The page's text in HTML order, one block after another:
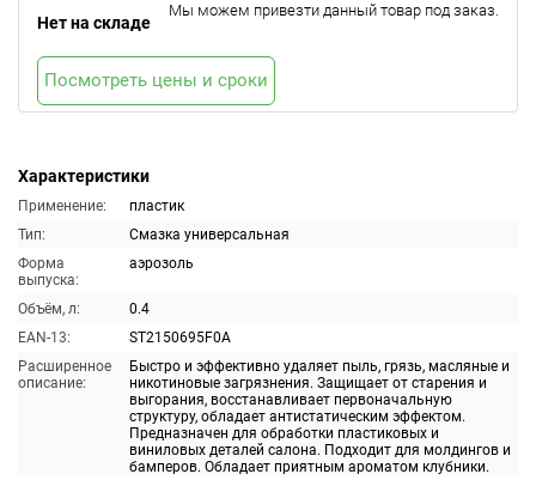
Характеристики
Применение:
пластик
Тип:
Смазка универсальная
Форма
выпуска:
аэрозоль
Объём, л:
0.4
EAN-13:
ST2150695F0A
Расширенное
описание:
Быстро и эффективно удаляет пыль, грязь, масляные и
никотиновые загрязнения. Защищает от старения и
выгорания, восстанавливает первоначальную
структуру, обладает антистатическим эффектом.
Предназначен для обработки пластиковых и
виниловых деталей салона. Подходит для молдингов и
бамперов. Обладает приятным ароматом клубники.
Нет на складе
Мы можем привезти данный товар под заказ.
Посмотреть цены и сроки